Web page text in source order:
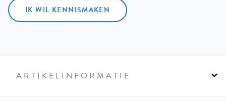
IK WIL KENNISMAKEN
ARTIKELINFORMATIE